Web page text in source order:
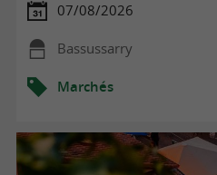
07/08/2026
Bassussarry
Marchés